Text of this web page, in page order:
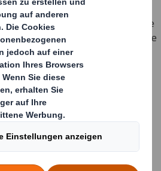
natürlicher
Materialien für das Design und die
zu optimieren. Die neue
es, überschüssige Fasern aus
und gleichzeitig die
Widerstandsfähigkeit der
werden in Partnerschaft mit
im Kreislaufdesign
Zugang zu
und Dienstleistungen haben.